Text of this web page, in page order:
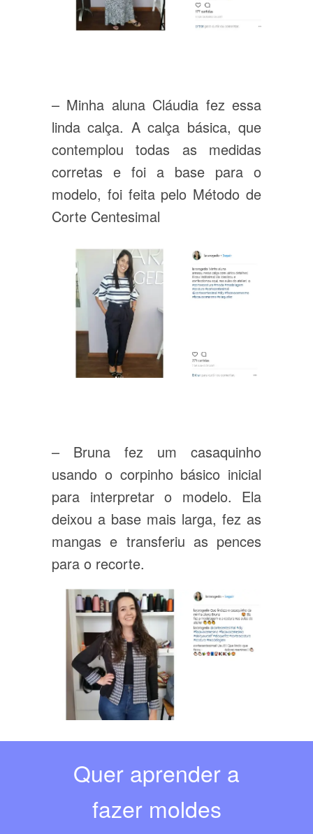
– Minha aluna Cláudia fez essa
linda calça. A calça básica, que
contemplou todas as medidas
corretas e foi a base para o
modelo, foi feita pelo Método de
Corte Centesimal
– Bruna fez um casaquinho
usando o corpinho básico inicial
para interpretar o modelo. Ela
deixou a base mais larga, fez as
mangas e transferiu as pences
para o recorte.
Quer aprender a
fazer moldes